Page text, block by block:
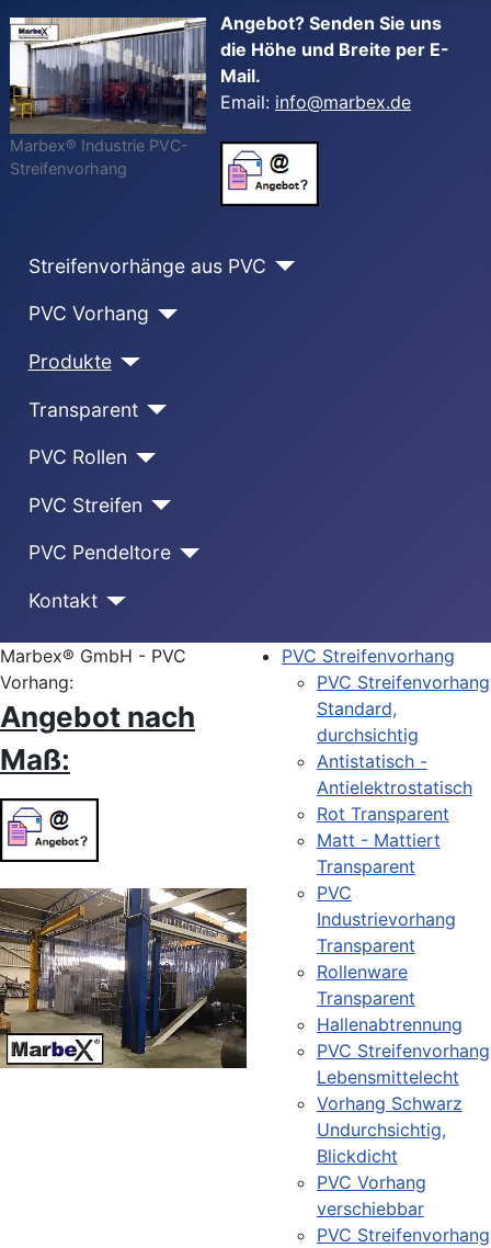
Marbex® Industrie PVC-
Streifenvorhang
Angebot? Senden Sie uns
die Höhe und Breite per E-
Mail.
Email: info@marbex.de
Streifenvorhänge aus PVC
PVC Vorhang
Produkte
Transparent
PVC Rollen
PVC Streifen
PVC Pendeltore
Kontakt
Marbex® GmbH - PVC
Vorhang:
Angebot nach
Maß:
PVC Streifenvorhang
PVC Streifenvorhang
Standard,
durchsichtig
Antistatisch -
Antielektrostatisch
Rot Transparent
Matt - Mattiert
Transparent
PVC
Industrievorhang
Transparent
Rollenware
Transparent
Hallenabtrennung
PVC Streifenvorhang
Lebensmittelecht
Vorhang Schwarz
Undurchsichtig,
Blickdicht
PVC Vorhang
verschiebbar
PVC Streifenvorhang